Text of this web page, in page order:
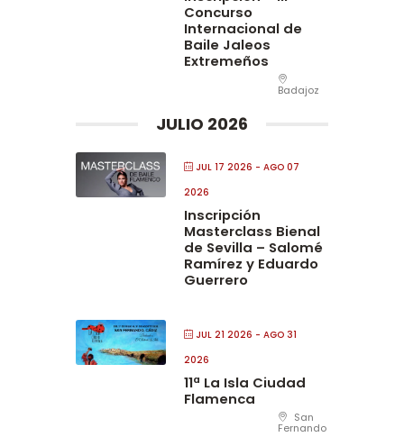
Concurso
Internacional de
Baile Jaleos
Extremeños
Badajoz
JULIO 2026
JUL 17 2026 - AGO 07
2026
Inscripción
Masterclass Bienal
de Sevilla – Salomé
Ramírez y Eduardo
Guerrero
JUL 21 2026 - AGO 31
2026
11ª La Isla Ciudad
Flamenca
San
Fernando